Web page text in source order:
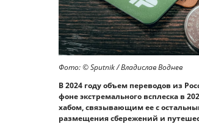
Фото: © Sputnik / Владислав Воднев
В 2024 году объем переводов из
фоне экстремального всплеска в
хабом, связывающим ее с
размещения сбережений и